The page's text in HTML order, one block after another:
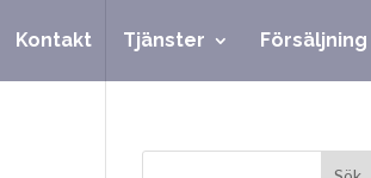
Kontakt Tjänster Försäljning